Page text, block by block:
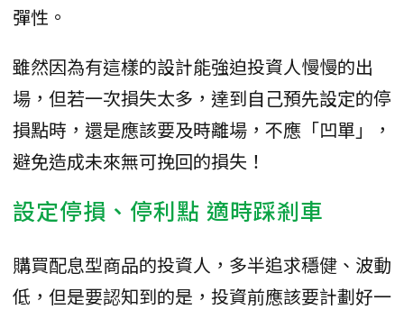
彈性。
雖然因為有這樣的設計能強迫投資人慢慢的出
場，但若一次損失太多，達到自己預先設定的停
損點時，還是應該要及時離場，不應「凹單」，
避免造成未來無可挽回的損失！
設定停損、停利點 適時踩剎車
購買配息型商品的投資人，多半追求穩健、波動
低，但是要認知到的是，投資前應該要計劃好一